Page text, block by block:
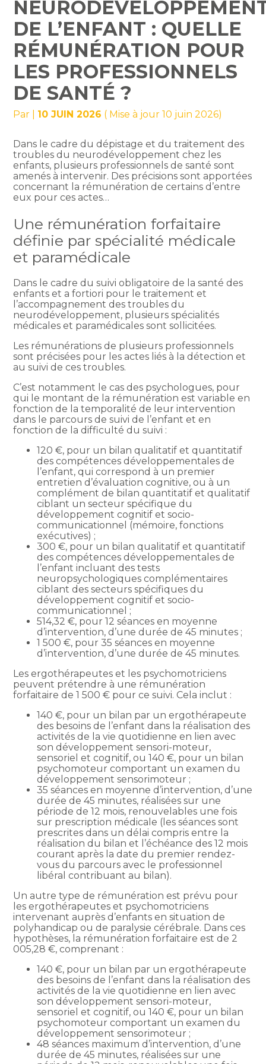
DE L’ENFANT : QUELLE
RÉMUNÉRATION POUR
LES PROFESSIONNELS
DE SANTÉ ?
Par 10 JUIN 2026 ( Mise à jour 10 juin 2026)
Dans le cadre du dépistage et du traitement des
troubles du neurodéveloppement chez les
enfants, plusieurs professionnels de santé sont
amenés à intervenir. Des précisions sont apportées
concernant la rémunération de certains d’entre
eux pour ces actes…
Une rémunération forfaitaire
définie par spécialité médicale
et paramédicale
Dans le cadre du suivi obligatoire de la santé des
enfants et a fortiori pour le traitement et
l’accompagnement des troubles du
neurodéveloppement, plusieurs spécialités
médicales et paramédicales sont sollicitées.
Les rémunérations de plusieurs professionnels
sont précisées pour les actes liés à la détection et
au suivi de ces troubles.
C’est notamment le cas des psychologues, pour
qui le montant de la rémunération est variable en
fonction de la temporalité de leur intervention
dans le parcours de suivi de l’enfant et en
fonction de la difficulté du suivi :
120 €, pour un bilan qualitatif et quantitatif
des compétences développementales de
l’enfant, qui correspond à un premier
entretien d’évaluation cognitive, ou à un
complément de bilan quantitatif et qualitatif
ciblant un secteur spécifique du
développement cognitif et socio-
communicationnel (mémoire, fonctions
exécutives) ;
300 €, pour un bilan qualitatif et quantitatif
des compétences développementales de
l’enfant incluant des tests
neuropsychologiques complémentaires
ciblant des secteurs spécifiques du
développement cognitif et socio-
communicationnel ;
514,32 €, pour 12 séances en moyenne
d’intervention, d’une durée de 45 minutes ;
1 500 €, pour 35 séances en moyenne
d’intervention, d’une durée de 45 minutes.
Les ergothérapeutes et les psychomotriciens
peuvent prétendre à une rémunération
forfaitaire de 1 500 € pour ce suivi. Cela inclut :
140 €, pour un bilan par un ergothérapeute
des besoins de l’enfant dans la réalisation des
activités de la vie quotidienne en lien avec
son développement sensori-moteur,
sensoriel et cognitif, ou 140 €, pour un bilan
psychomoteur comportant un examen du
développement sensorimoteur ;
35 séances en moyenne d’intervention, d’une
durée de 45 minutes, réalisées sur une
période de 12 mois, renouvelables une fois
sur prescription médicale (les séances sont
prescrites dans un délai compris entre la
réalisation du bilan et l’échéance des 12 mois
courant après la date du premier rendez-
vous du parcours avec le professionnel
libéral contribuant au bilan).
Un autre type de rémunération est prévu pour
les ergothérapeutes et psychomotriciens
intervenant auprès d’enfants en situation de
polyhandicap ou de paralysie cérébrale. Dans ces
hypothèses, la rémunération forfaitaire est de 2
005,28 €, comprenant :
140 €, pour un bilan par un ergothérapeute
des besoins de l’enfant dans la réalisation des
activités de la vie quotidienne en lien avec
son développement sensori-moteur,
sensoriel et cognitif, ou 140 €, pour un bilan
psychomoteur comportant un examen du
développement sensorimoteur ;
48 séances maximum d’intervention, d’une
durée de 45 minutes, réalisées sur une